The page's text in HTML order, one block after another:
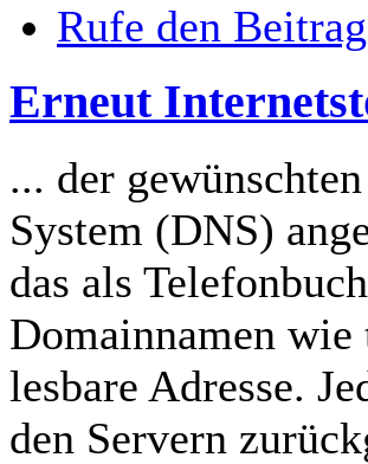
Rufe den
Erneut
... der
System (DNS)
das als
Domainnamen wie
lesbare Adresse.
den Servern